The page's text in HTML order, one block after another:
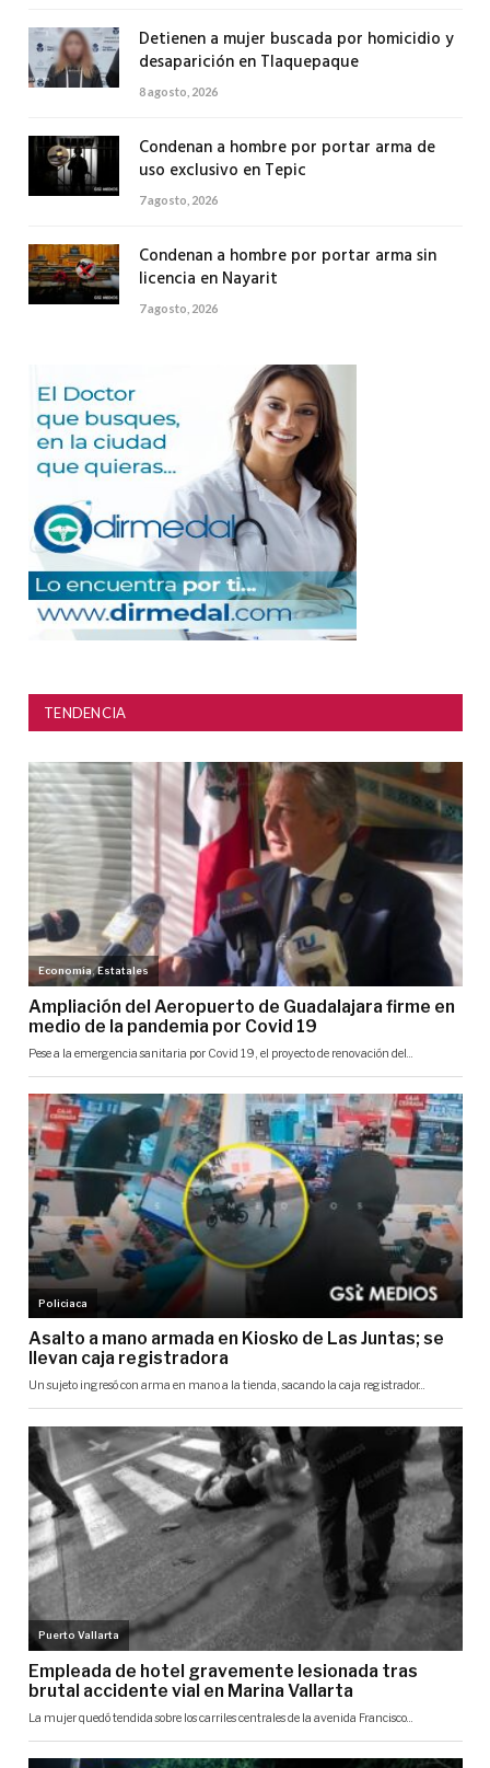
Detienen a mujer buscada por homicidio y
desaparición en Tlaquepaque
8 agosto, 2026
Condenan a hombre por portar arma de
uso exclusivo en Tepic
7 agosto, 2026
Condenan a hombre por portar arma sin
licencia en Nayarit
7 agosto, 2026
TENDENCIA